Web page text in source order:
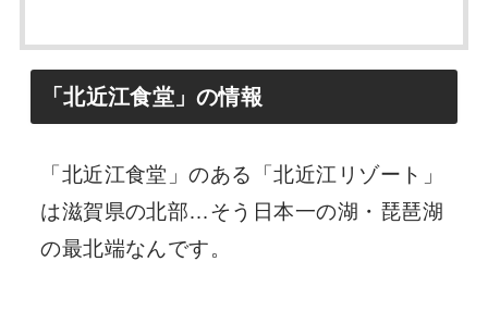
「北近江食堂」の情報
「北近江食堂」のある「北近江リゾート」
は滋賀県の北部…そう日本一の湖・琵琶湖
の最北端なんです。